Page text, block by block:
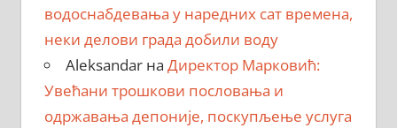
водоснабдевања у наредних сат времена,
неки делови града добили воду
Aleksandarна Директор Марковић:
Увећани трошкови пословања и
одржавања депоније, поскупљење услуга